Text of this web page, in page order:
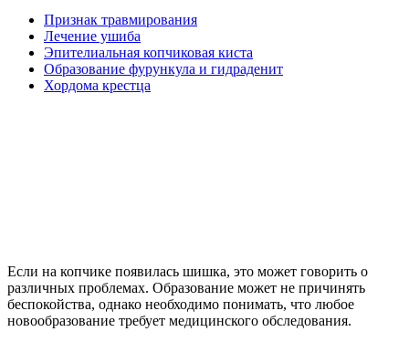
Признак травмирования
Лечение ушиба
Эпителиальная копчиковая киста
Образование фурункула и гидраденит
Хордома крестца
Если на копчике появилась шишка, это может говорить о
различных проблемах. Образование может не причинять
беспокойства, однако необходимо понимать, что любое
новообразование требует медицинского обследования.